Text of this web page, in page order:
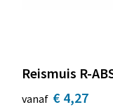
Reismuis R-
vanaf € 4,27